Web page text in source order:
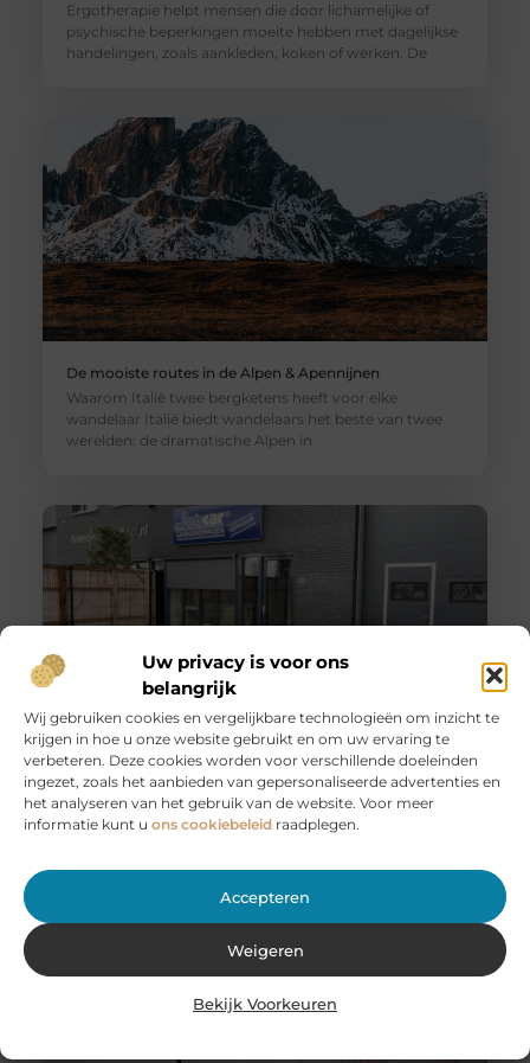
Uw privacy is voor ons
belangrijk
Wij gebruiken cookies en vergelijkbare technologieën om inzicht te
krijgen in hoe u onze website gebruikt en om uw ervaring te
verbeteren. Deze cookies worden voor verschillende doeleinden
ingezet, zoals het aanbieden van gepersonaliseerde advertenties en
het analyseren van het gebruik van de website. Voor meer
informatie kunt u ons cookiebeleid raadplegen.
Accepteren
Weigeren
Bekijk Voorkeuren
Ergotherapie helpt mensen die door lichamelijke of
psychische beperkingen moeite hebben met dagelijkse
handelingen, zoals aankleden, koken of werken. De
De mooiste routes in de Alpen & Apennijnen
Waarom Italië twee bergketens heeft voor elke
wandelaar Italië biedt wandelaars het beste van twee
werelden: de dramatische Alpen in
Huur een aanhanger of autoambulance bij JobCar –
Voor elk vervoer de juiste oplossing
Bij JobCar in Etten-Leur bent u aan het juiste adres voor
het huren van aanhangers en autoambulances. Of u nu